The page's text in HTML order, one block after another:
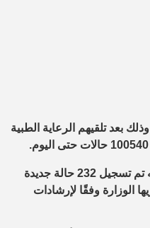
من المستشفيات، وذلك بعد تلقيهم الرعاية الطبية
وأوضح الدكتور خالد مجاهد مستشار وزيرة الصحة والسكان لشئون الإعلام والمتحدث الرسمي للوزارة، أنه تم تسجيل 232 حالة جديدة
الوزارة وفقًا لإرشادات